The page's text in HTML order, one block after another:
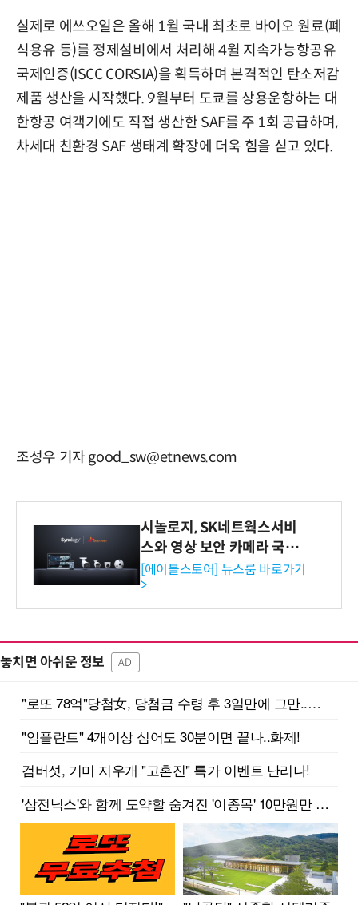
실제로 에쓰오일은 올해 1월 국내 최초로 바이오 원료(폐
식용유 등)를 정제설비에서 처리해 4월 지속가능항공유
국제인증(ISCC CORSIA)을 획득하며 본격적인 탄소저감
제품 생산을 시작했다. 9월부터 도쿄를 상용운항하는 대
한항공 여객기에도 직접 생산한 SAF를 주 1회 공급하며,
차세대 친환경 SAF 생태계 확장에 더욱 힘을 싣고 있다.
조성우 기자 good_sw@etnews.com
시놀로지, SK네트웍스서비
스와 영상 보안 카메라 국내
독점 판매 파트너십 체결
[에이블스토어] 뉴스룸 바로가기
>
놓치면 아쉬운 정보 AD